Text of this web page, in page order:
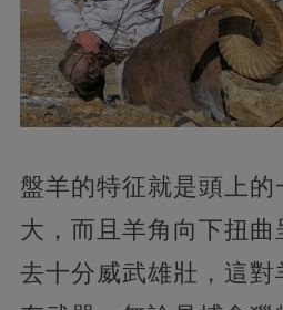
盤羊的特征就是頭上的
大，而且羊角向下扭曲
去十分威武雄壯，這對